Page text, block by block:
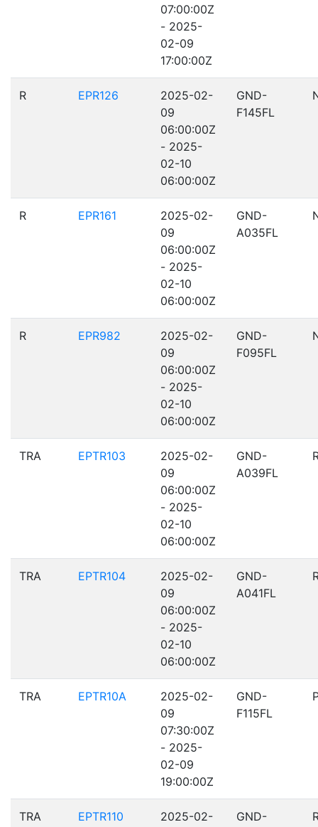
07:00:00Z
- 2025-
02-09
17:00:00Z
R EPR126
2025-02-
09
06:00:00Z
- 2025-
02-10
06:00:00Z
GND-
F145FL
R EPR161
2025-02-
09
06:00:00Z
- 2025-
02-10
06:00:00Z
GND-
A035FL
R EPR982
2025-02-
09
06:00:00Z
- 2025-
02-10
06:00:00Z
GND-
F095FL
TRA EPTR103
2025-02-
09
06:00:00Z
- 2025-
02-10
06:00:00Z
GND-
A039FL
TRA EPTR104
2025-02-
09
06:00:00Z
- 2025-
02-10
06:00:00Z
GND-
A041FL
TRA EPTR10A
2025-02-
09
07:30:00Z
- 2025-
02-09
19:00:00Z
GND-
F115FL
TRA EPTR110
2025-02-
GND-